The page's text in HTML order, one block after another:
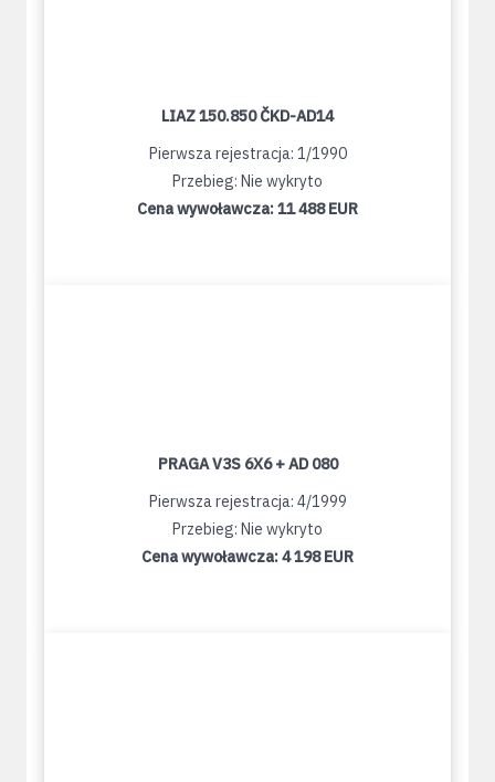
LIAZ 150.850 ČKD-AD14
Pierwsza rejestracja: 1/1990
Przebieg: Nie wykryto
Cena wywoławcza:11 488 EUR
PRAGA V3S 6X6 + AD 080
Pierwsza rejestracja: 4/1999
Przebieg: Nie wykryto
Cena wywoławcza:4 198 EUR